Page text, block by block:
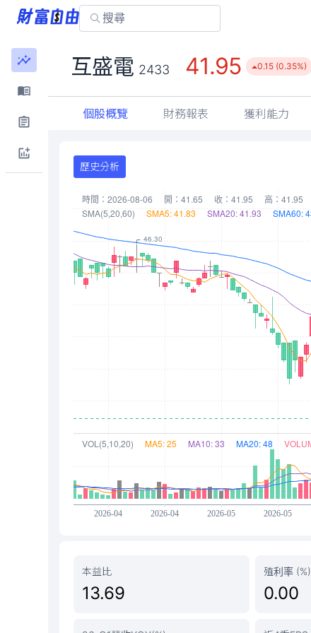
互盛電 2433 41.95 0.15 (0.35%)
個股概覽 財務報表 獲利能力
歷史分析
本益比
13.69
殖利率 (%)
0.00